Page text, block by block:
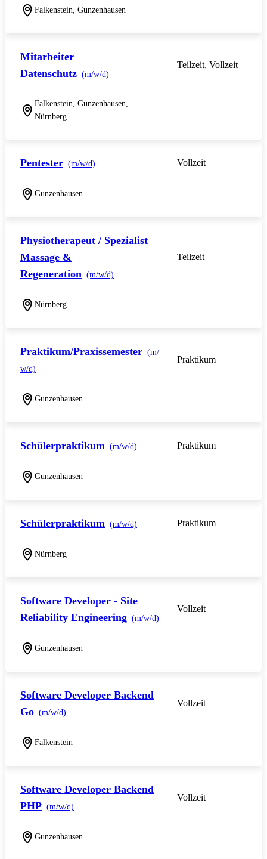
Falkenstein, Gunzenhausen
Mitarbeiter
Datenschutz (m/w/d)
Falkenstein, Gunzenhausen,
Nürnberg
Teilzeit, Vollzeit
Pentester (m/w/d)
Gunzenhausen
Vollzeit
Physiotherapeut / Spezialist
Massage &
Regeneration (m/w/d)
Nürnberg
Teilzeit
Praktikum/Praxissemester (m/
w/d)
Gunzenhausen
Praktikum
Schülerpraktikum (m/w/d)
Gunzenhausen
Praktikum
Schülerpraktikum (m/w/d)
Nürnberg
Praktikum
Software Developer - Site
Reliability Engineering (m/w/d)
Gunzenhausen
Vollzeit
Software Developer Backend
Go (m/w/d)
Falkenstein
Vollzeit
Software Developer Backend
PHP (m/w/d)
Gunzenhausen
Vollzeit